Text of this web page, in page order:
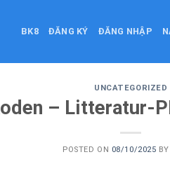
BK8 ĐĂNG KÝ ĐĂNG NHẬP
UNCATEGORIZED
– Litteratur-
POSTED ON 08/10/2025 BY